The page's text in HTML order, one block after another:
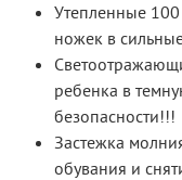
Утепленные
ножек в
ребенка в
безопасности!!!
Застежка
обувания и